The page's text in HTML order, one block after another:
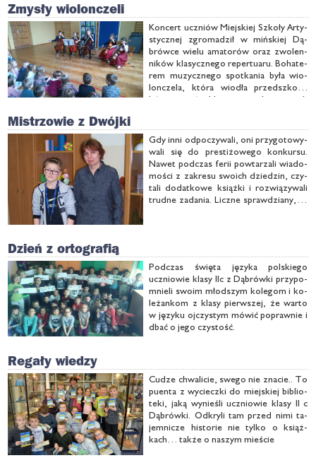
cząst­kę...
Zmysły wiolonczeli
Kon­cert uczniów Miej­skiej Szko­ły Ar­ty­
stycz­nej zgro­ma­dził w miń­skiej Dą­
brów­ce wie­lu ama­to­rów oraz zwo­len­
ni­ków kla­sycz­ne­go re­per­tu­aru. Bo­ha­te­
rem mu­zycz­ne­go spo­tka­nia by­ła wio­
lon­cze­la, któ­ra wio­dła przed­szko­la­
ków, uczniów klas ze­ro­wych oraz tych
Mistrzowie z Dwójki
Gdy in­ni od­po­czy­wa­li, oni przy­go­to­wy­
wa­li się do pre­sti­żo­we­go kon­kur­su.
Na­wet pod­czas fe­rii po­wta­rza­li wia­do­
mo­ści z za­kre­su swo­ich dzie­dzin, czy­
ta­li do­dat­ko­we książ­ki i roz­wią­zy­wa­li
trud­ne za­da­nia. Licz­ne spraw­dzia­ny, te
Dzień z ortografią
Pod­czas świę­ta ję­zy­ka pol­skie­go
ucznio­wie kla­sy IIc z Dą­brów­ki przy­po­
mnie­li swo­im młod­szym ko­le­gom i ko­
le­żan­kom z kla­sy pierw­szej, że war­to
w ję­zy­ku oj­czy­stym mó­wić po­praw­nie i
dbać o je­go czy­stość.
Regały wiedzy
Cu­dze chwa­li­cie, swe­go nie zna­cie.. To
pu­en­ta z wy­ciecz­ki do miej­skiej bi­blio­
te­ki, ja­ką wy­nie­śli ucznio­wie kla­sy II c
Dą­brów­ki. Od­kry­li tam przed ni­mi ta­
jem­ni­cze hi­sto­rie nie tyl­ko o książ­
kach… tak­że o na­szym mie­ście